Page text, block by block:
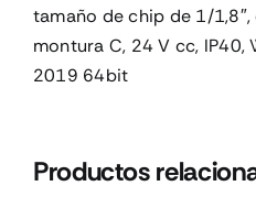
tamaño de chip de 1/
montura C, 24 V cc, IP40,
2019 64bit
Productos